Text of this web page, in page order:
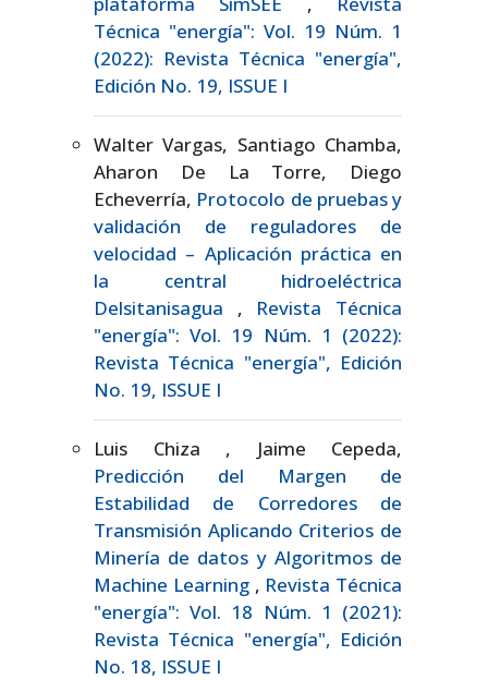
Técnica "energía": Vol. 19 Núm. 1
(2022): Revista Técnica "energía",
Edición No. 19, ISSUE I
Walter Vargas, Santiago Chamba,
Aharon De La Torre, Diego
Echeverría, Protocolo de pruebas y
validación de reguladores de
velocidad – Aplicación práctica en
la central hidroeléctrica
Delsitanisagua , Revista Técnica
"energía": Vol. 19 Núm. 1 (2022):
Revista Técnica "energía", Edición
No. 19, ISSUE I
Luis Chiza , Jaime Cepeda,
Predicción del Margen de
Estabilidad de Corredores de
Transmisión Aplicando Criterios de
Minería de datos y Algoritmos de
Machine Learning , Revista Técnica
"energía": Vol. 18 Núm. 1 (2021):
Revista Técnica "energía", Edición
No. 18, ISSUE I